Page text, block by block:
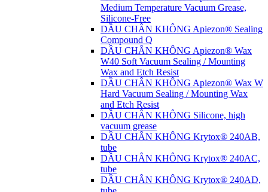
Medium Temperature Vacuum Grease,
Silicone-Free
DẦU CHÂN KHÔNG Apiezon® Sealing
Compound Q
DẦU CHÂN KHÔNG Apiezon® Wax
W40 Soft Vacuum Sealing / Mounting
Wax and Etch Resist
DẦU CHÂN KHÔNG Apiezon® Wax W
Hard Vacuum Sealing / Mounting Wax
and Etch Resist
DẦU CHÂN KHÔNG Silicone, high
vacuum grease
DẦU CHÂN KHÔNG Krytox® 240AB,
tube
DẦU CHÂN KHÔNG Krytox® 240AC,
tube
DẦU CHÂN KHÔNG Krytox® 240AD,